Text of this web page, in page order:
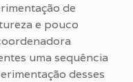
de
e pouco
uma sequência
desses